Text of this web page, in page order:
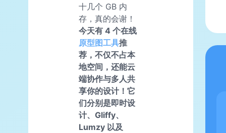
十几个 GB 内
存，真的会谢！
今天有 4 个在线
原型图工具推
荐，不仅不占本
地空间，还能云
端协作与多人共
享你的设计！它
们分别是即时设
计、Gliffy、
Lumzy 以及